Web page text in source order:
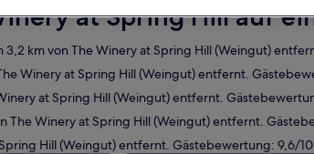
at Spring Hill auf
km von The Winery at Spring Hill (Weingut)
Winery at Spring Hill (Weingut) entfernt.
at Spring Hill (Weingut) entfernt.
The Winery at Spring Hill (Weingut) entfernt.
Hill (Weingut) entfernt. Gästebewertung: 9,6/